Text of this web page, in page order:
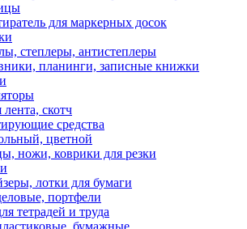
для маркерных досок
степлеры, антистеплеры
планинги, записные книжки
скотч
средства
цветной
ножи, коврики для резки
лотки для бумаги
портфели
тетрадей и труда
бумажные